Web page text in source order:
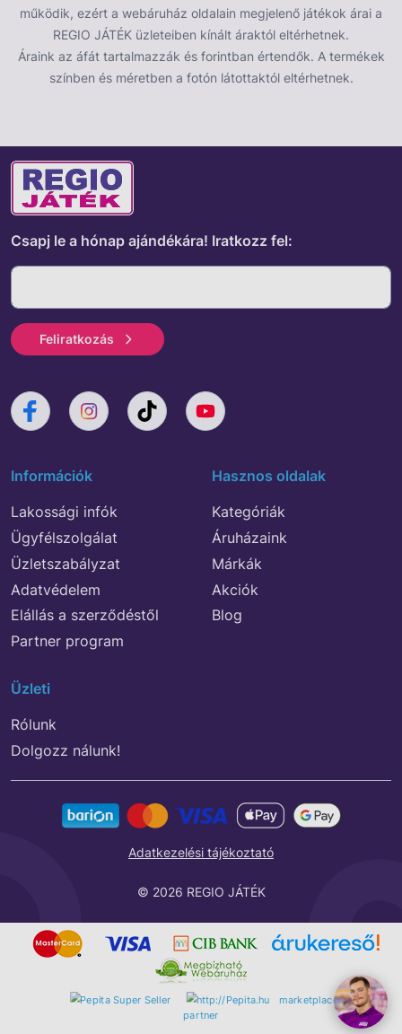
működik, ezért a webáruház oldalain megjelenő játékok árai a
REGIO JÁTÉK üzleteiben kínált áraktól eltérhetnek.
Áraink az áfát tartalmazzák és forintban értendők. A termékek
színben és méretben a fotón látottaktól eltérhetnek.
Csapj le a hónap ajándékára! Iratkozz fel:
Feliratkozás
Információk
Lakossági infók
Ügyfélszolgálat
Üzletszabályzat
Adatvédelem
Elállás a szerződéstől
Partner program
Hasznos oldalak
Kategóriák
Áruházaink
Márkák
Akciók
Blog
Üzleti
Rólunk
Dolgozz nálunk!
© 2026 REGIO JÁTÉK
Adatkezelési tájékoztató
marketplace
partner